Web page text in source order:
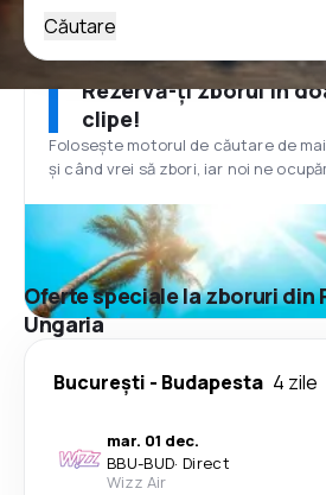
Căutare
Rezervă-ți zborul în
clipe!
Folosește motorul de căutare de
și când vrei să zbori, iar noi ne
Oferte speciale la zboruri din
Ungaria
București - Budapesta 4 zile
mar. 01 dec.
BBU-BUD· Direct
Wizz Air